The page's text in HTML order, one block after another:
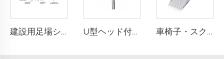
建設用足場システムのプロジェクト事例と設計 U型ヘッド付きネジジャッキ 車椅子・スクーター用スロープ